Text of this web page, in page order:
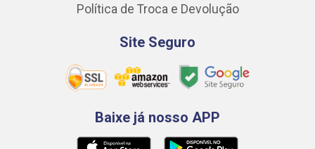
Política de Troca e Devolução
Site Seguro
Baixe já nosso APP